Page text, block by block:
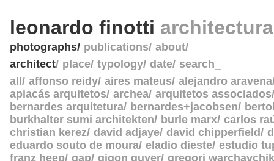
leonardo finotti
photographs publications about
architect place typology date search_
all
affonso reidy aires mateus alejandro aravena
apiacás arquitetos archea arquitetos associados
bernardes arquitetura
bernardes+jacobsen
burkhalter sumi architekten
burle marx carlos
christian kerez david adjaye david chipperfield
eduardo souto de moura eladio dieste estudio
franz heep gap gigon guyer gregori warchavchik